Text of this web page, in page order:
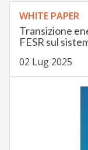
WHITE PAPER
Transizione
FESR sul
02 Lug 2025